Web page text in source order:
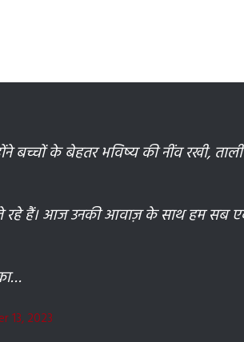
के बेहतर भविष्य की नींव रखी,
रहे हैं। आज उनकी आवाज़ के साथ हम सब
13, 2023